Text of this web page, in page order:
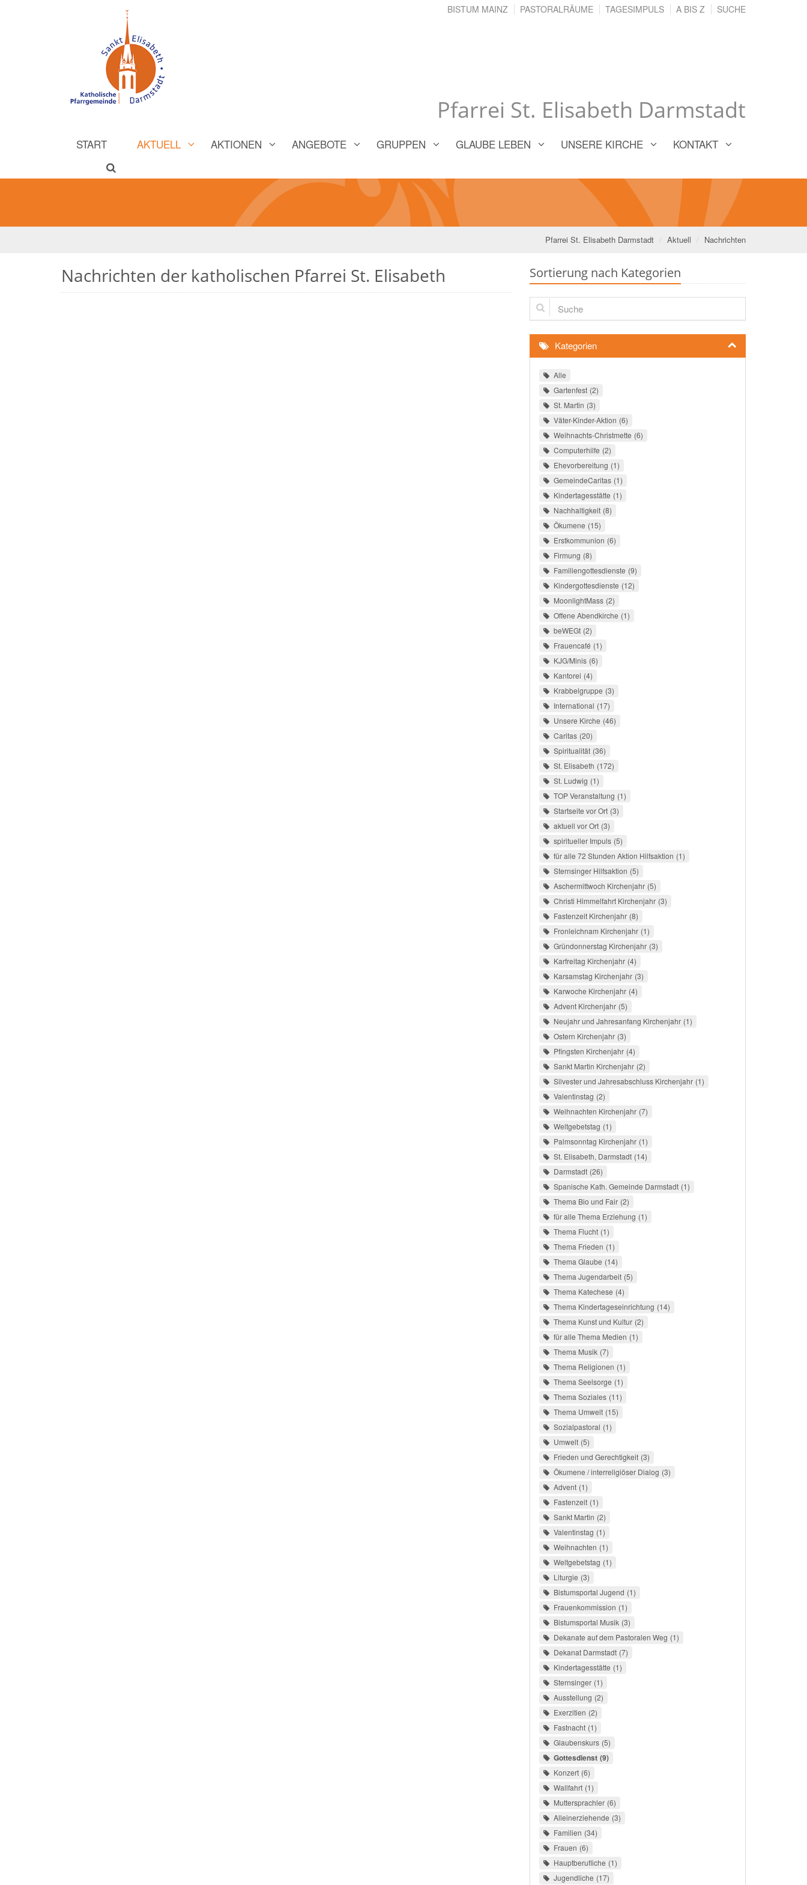
Pfarrei St. Elisabeth Darmstadt
BISTUM MAINZ PASTORALRÄUME TAGESIMPULS A BIS Z SUCHE
START AKTUELL AKTIONEN ANGEBOTE GRUPPEN GLAUBE LEBEN UNSERE KIRCHE KONTAKT
Pfarrei St. Elisabeth Darmstadt Aktuell Nachrichten
Nachrichten der katholischen Pfarrei St. Elisabeth Sortierung nach Kategorien
Suche
Kategorien
Alle
Gartenfest 2
St. Martin 3
Väter-Kinder-Aktion 6
Weihnachts-Christmette 6
Computerhilfe 2
Ehevorbereitung 1
GemeindeCaritas 1
Kindertagesstätte 1
Nachhaltigkeit 8
Ökumene 15
Erstkommunion 6
Firmung 8
Familiengottesdienste 9
Kindergottesdienste 12
MoonlightMass 2
Offene Abendkirche 1
beWEGt 2
Frauencafé 1
KJG/Minis 6
Kantorei 4
Krabbelgruppe 3
International 17
Unsere Kirche 46
Caritas 20
Spiritualität 36
St. Elisabeth 172
St. Ludwig 1
TOP Veranstaltung 1
Startseite vor Ort 3
aktuell vor Ort 3
spiritueller Impuls 5
für alle 72 Stunden Aktion Hilfsaktion 1
Sternsinger Hilfsaktion 5
Aschermittwoch Kirchenjahr 5
Christi Himmelfahrt Kirchenjahr 3
Fastenzeit Kirchenjahr 8
Fronleichnam Kirchenjahr 1
Gründonnerstag Kirchenjahr 3
Karfreitag Kirchenjahr 4
Karsamstag Kirchenjahr 3
Karwoche Kirchenjahr 4
Advent Kirchenjahr 5
Neujahr und Jahresanfang Kirchenjahr 1
Ostern Kirchenjahr 3
Pfingsten Kirchenjahr 4
Sankt Martin Kirchenjahr 2
Silvester und Jahresabschluss Kirchenjahr 1
Valentinstag 2
Weihnachten Kirchenjahr 7
Weltgebetstag 1
Palmsonntag Kirchenjahr 1
St. Elisabeth, Darmstadt 14
Darmstadt 26
Spanische Kath. Gemeinde Darmstadt 1
Thema Bio und Fair 2
für alle Thema Erziehung 1
Thema Flucht 1
Thema Frieden 1
Thema Glaube 14
Thema Jugendarbeit 5
Thema Katechese 4
Thema Kindertageseinrichtung 14
Thema Kunst und Kultur 2
für alle Thema Medien 1
Thema Musik 7
Thema Religionen 1
Thema Seelsorge 1
Thema Soziales 11
Thema Umwelt 15
Sozialpastoral 1
Umwelt 5
Frieden und Gerechtigkeit 3
Ökumene / interreligiöser Dialog 3
Advent 1
Fastenzeit 1
Sankt Martin 2
Valentinstag 1
Weihnachten 1
Weltgebetstag 1
Liturgie 3
Bistumsportal Jugend 1
Frauenkommission 1
Bistumsportal Musik 3
Dekanate auf dem Pastoralen Weg 1
Dekanat Darmstadt 7
Kindertagesstätte 1
Sternsinger 1
Ausstellung 2
Exerzitien 2
Fastnacht 1
Glaubenskurs 5
Gottesdienst 9
Konzert 6
Wallfahrt 1
Muttersprachler 6
Alleinerziehende 3
Familien 34
Frauen 6
Hauptberufliche 1
Jugendliche 17